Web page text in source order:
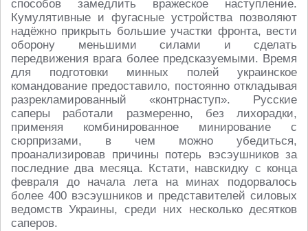
способов замедлить вражеское наступление.
Кумулятивные и фугасные устройства позволяют
надёжно прикрыть большие участки фронта, вести
оборону меньшими силами и сделать
передвижения врага более предсказуемыми. Время
для подготовки минных полей украинское
командование предоставило, постоянно откладывая
разрекламированный «контрнаступ». Русские
саперы работали размеренно, без лихорадки,
применяя комбинированное минирование с
сюрпризами, в чем можно убедиться,
проанализировав причины потерь вэсэушников за
последние два месяца. Кстати, навскидку с конца
февраля до начала лета на минах подорвалось
более 400 вэсэушников и представителей силовых
ведомств Украины, среди них несколько десятков
саперов.